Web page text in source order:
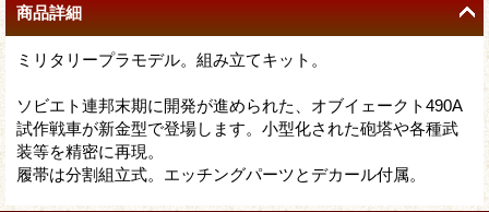
商品詳細
ミリタリープラモデル。組み立てキット。
ソビエト連邦末期に開発が進められた、オブイェークト490A
試作戦車が新金型で登場します。小型化された砲塔や各種武
装等を精密に再現。
履帯は分割組立式。エッチングパーツとデカール付属。